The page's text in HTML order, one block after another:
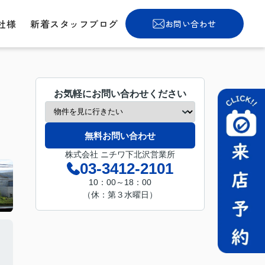
様 新着スタッフブログ お問い合わせ
お気軽にお問い合わせください
無料お問い合わせ
株式会社 ニチワ下北沢営業所
03-3412-2101
10：00～18：00
（休：第３水曜日）